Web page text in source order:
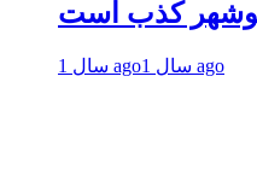
کذب است
1 سال ago 1 سال ago